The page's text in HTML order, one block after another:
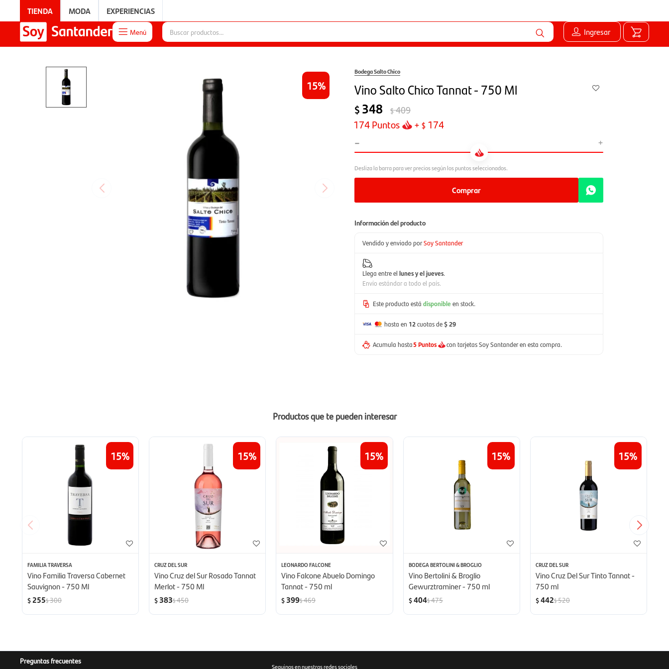
TIENDA MODA EXPERIENCIAS
 Menú Ingresar
15
Bodega Salto Chico
Vino Salto Chico Tannat - 750 Ml
$ 348 $409
174Puntos + $ 174
- +
Comprar
Información del producto
Vendido y enviado porSoy Santander
Llega entre el lunes y el jueves.
Envío estándar a todo el país.
Este producto está disponible en stock.
hasta en 12cuotas de$ 29
Acumula hasta5 Puntos con tarjetas Soy Santander en esta compra.
Productos que te pueden interesar
15
FAMILIA TRAVERSA
Vino Familia Traversa Cabernet
Sauvignon - 750 Ml
$255$300
15
CRUZ DEL SUR
Vino Cruz del Sur Rosado Tannat
Merlot - 750 Ml
$ 383$450
15
LEONARDO FALCONE
Vino Falcone Abuelo Domingo
Tannat - 750 ml
$ 399$469
15
BODEGA BERTOLINI & BROGLIO
Vino Bertolini & Broglio
Gewurztraminer - 750 ml
$404$475
15
CRUZ DEL SUR
Vino Cruz Del Sur Tinto Tannat -
750 ml
$442$520
Preguntas frecuentes
Seguinos en nuestras redes sociales